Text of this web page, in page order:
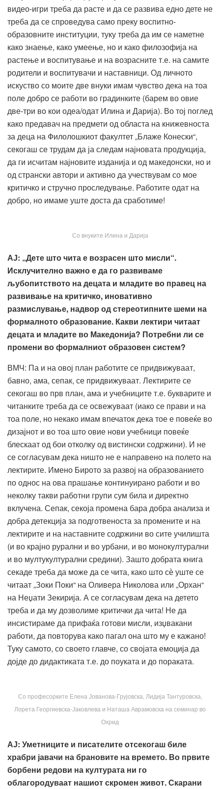
видео-игри треба да расте и да се развива едно дете не
треба да се спроведува само преку воспитно-
образовните институции, туку треба да им се наметне
како знаење, како умеење, но и како филозофија на
растење и воспитување и на возрасните т.е. на самите
родители и воспитувачи и наставници. Од личното
искуство со моите две внуки имам чувство дека на тоа
поле добро се работи во градинките (барем во овие
две-три во кои одеа/одат Илина и Дарија). Во тој поглед
како предавач на предмети од областа на книжевноста
за деца на Филолошкиот факултет „Блаже Конески“,
секогаш се трудам да ја следам најновата продукција,
да ги исчитам најновите изданија и од македонски, но и
од странски автори и активно да учествувам со мое
критичко и стручно проследување. Работите одат на
добро, но имаме уште доста да сработиме!
Со внуките Илина и Дарија
АЈ: „Дете што чита е возрасен што мисли“.
Исклучително важно е да го развиваме
љубопитството на децата и младите во правец на
развивање на критичко, иновативно
размислување, надвор од стереотипните шеми на
формалното образование. Какви лектири читаат
децата и младите во Македонија? Потребни ли се
промени во формалниот образовен систем?
ВМЧ: Па и на овој план работите се придвижуваат,
бавно, ама, сепак, се придвижуваат. Лектирите се
секогаш во прв план, ама и учебниците т.е. букварите и
читанките треба да се освежуваат (иако се прави и на
тоа поле, но некако имам впечаток дека тое е повеќе во
дизајнот и во тоа што овие нови учебници повеќе
блескаат од бои отколку од вистински содржини). И не
се согласувам дека ништо не е направено на полето на
лектирите. Имено Бирото за развој на образованието
по однос на ова прашање континуирано работи и во
неколку такви работни групи сум била и директно
вклучена. Сепак, секоја промена бара добра анализа и
добра детекција за подготвеноста за промените и на
лектирите и на наставните содржини во сите училишта
(и во крајно рурални и во урбани, и во монокултурални
и во мултукултурални средини). Зашто добрата книга
секаде треба да може да се чита, како што сѐ уште се
читаат „Зоки Поки“ на Оливера Николова или „Орхан“
на Неџати Зекирија. А се согласувам дека на детето
треба и да му дозволиме критички да чита! Не да
инсистираме да прифаќа готови мисли, изџвакани
работи, да повторува како пагал она што му е кажано!
Туку самото, со своето главче, со својата емоција да
дојде до дидактиката т.е. до поуката и до пораката.
Со професорките Елена Јованова-Грујовска, Лидија Тантуровска,
Лорета Георгиевска-Јаковлева и Наташа Аврамовска на семинар во
Охрид
АЈ: Уметниците и писателите отсекогаш биле
храбри јавачи на брановите на времето. Во првите
борбени редови на културата ни го
облагородуваат нашиот скромен живот. Скарани